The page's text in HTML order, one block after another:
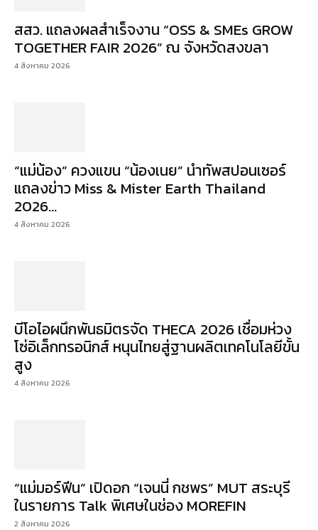
สสว. แถลงผลสำเร็จงาน “OSS & SMEs GROW
TOGETHER FAIR 2026” ณ จังหวัดสงขลา
4 สิงหาคม 2026
“แม่น้อง” ควงแขน “น้องเนย” นำทัพสปอนเซอร์
แถลงข่าว Miss & Mister Earth Thailand
2026...
4 สิงหาคม 2026
บีโอไอผนึกพันธมิตรจัด THECA 2026 เชื่อมห่วง
โซ่อิเล็กทรอนิกส์ หนุนไทยสู่ฐานผลิตเทคโนโลยีขั้น
สูง
4 สิงหาคม 2026
“แม่มอร์ฟีน” เปิดอก “เจนนี่ กชพร” MUT สระบุรี
ในรายการ Talk พิเศษในช่อง MOREFIN
2 สิงหาคม 2026